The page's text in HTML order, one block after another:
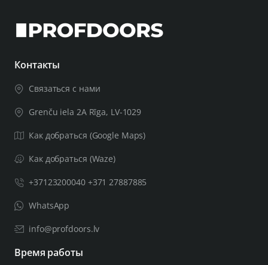
облегчающие управление
деревянных и металлических дверей
безопасности
Аварийная разблокировка с помощью USB-зарядного
Разблокировка с помощью ключей
Доступные цвета: серебристый, черный
Факты:
Характеристики SV65B:
Магнитные карты: 200
Контакты
Связаться с нами
Grenču iela 2A Rīga, LV-1029
Как добраться (Google Maps)
Как добраться (Waze)
+37123200040 +371 27887885
WhatsApp
info@profdoors.lv
Время работы